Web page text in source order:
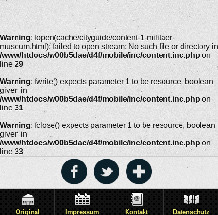
Warning: fopen(cache/cityguide/content-1-militaer-
museum.html): failed to open stream: No such file or directory in
/www/htdocs/w00b5dae/d4f/mobile/inc/content.inc.php on
line 29
Warning: fwrite() expects parameter 1 to be resource, boolean
given in
/www/htdocs/w00b5dae/d4f/mobile/inc/content.inc.php on
line 31
Warning: fclose() expects parameter 1 to be resource, boolean
given in
/www/htdocs/w00b5dae/d4f/mobile/inc/content.inc.php on
line 33
Original Impressum Kontakt Datenschutz